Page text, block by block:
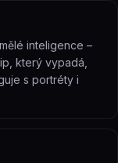
inteligence –
který vypadá,
s portréty i